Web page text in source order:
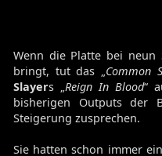
Wenn die Platte bei
bringt, tut das „ Common
Slayers „ Reign In Blood“
bisherigen Outputs
Steigerung zusprechen.
Sie hatten schon immer